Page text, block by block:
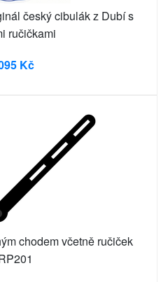
český cibulák z Dubí s
ručičkami
Kč
chodem včetně ručiček